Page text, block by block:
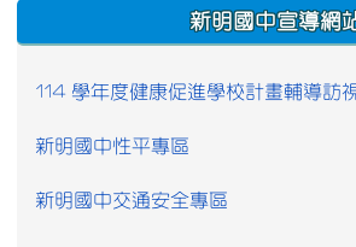
:::
新明國中宣導網
114 學年度健康促進學校計畫輔導訪
新明國中性平專區
新明國中交通安全專區